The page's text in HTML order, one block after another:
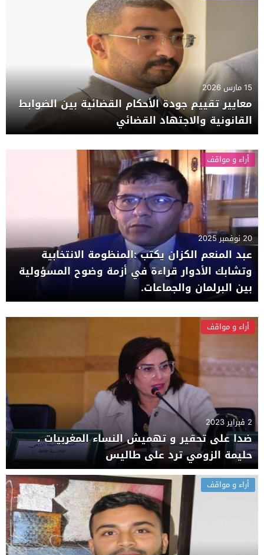
15 مارس 2026
معايير تقييم جودة الأحكام القضائية بين الضوابط
القانونية والاجتهاد القضائي
أراء و مواقف
20 نوفمبر 2025
عبد المنعم الكزان يكتب :المنظومة الانتخابية
وتشابك الأدوار قراءة في أزمة وضوح المسؤولية
بين البرلمان والجماعات.
أراء و مواقف
2 فبراير 2023
ضدا على تحقير و تهميش النساء المغربيات ،
حليمة الزومي ترد على طاليس
أراء و مواقف